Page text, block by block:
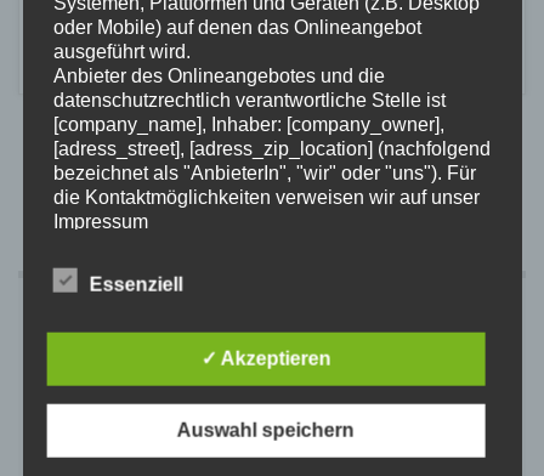
um 9:30Uhr am Clubheim zumAusrüstungscheckund 10
Uhr Abfahrt
1 … 3 4 5 6 7 … 9
oder Mobile) auf denen das Onlineangebot
ausgeführt wird.
Anbieter des Onlineangebotes und die
datenschutzrechtlich verantwortliche Stelle ist
[company_name], Inhaber: [company_owner],
[adress_street], [adress_zip_location] (nachfolgend
bezeichnet als "AnbieterIn", "wir" oder "uns"). Für
die Kontaktmöglichkeiten verweisen wir auf unser
Impressum
Besucher unseres Onlineangebotes. Die
verwendeten Begrifflichkeiten, wie z.B. "Nutzer"
Datenverarbeitung
Wir verarbeiten personenbezogene Daten der
Datenschutzbestimmungen entsprechend den
Geboten der Datensparsamkeit- und
Essenziell
✓ Akzeptieren
Auswahl speichern